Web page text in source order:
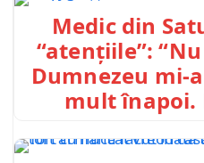
Medic din
“atenţiile”:
Dumnezeu mi-
mult înapoi.